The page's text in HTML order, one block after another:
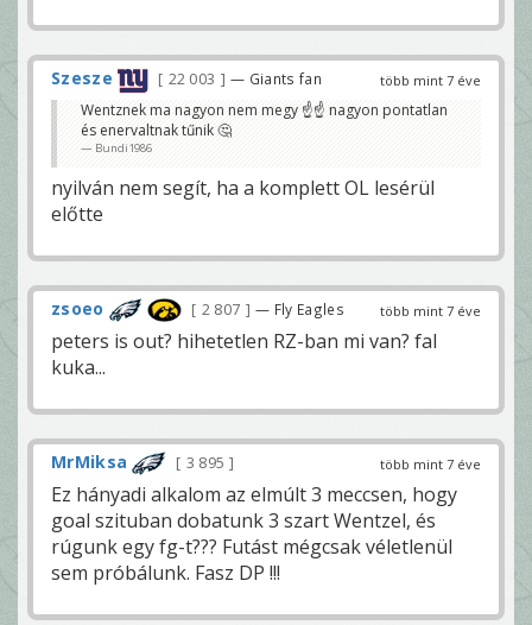
több mint 7 éve
Szesze 22 003 — Giants fan
Wentznek ma nagyon nem megy ☝☝ nagyon pontatlan
és enervaltnak tűnik 🤔
Bundi1986
nyilván nem segít, ha a komplett OL lesérül
előtte
több mint 7 éve
zsoeo 2 807 — Fly Eagles
peters is out? hihetetlen RZ-ban mi van? fal
kuka...
több mint 7 éve
MrMiksa 3 895
Ez hányadi alkalom az elmúlt 3 meccsen, hogy
goal szituban dobatunk 3 szart Wentzel, és
rúgunk egy fg-t??? Futást mégcsak véletlenül
sem próbálunk. Fasz DP !!!